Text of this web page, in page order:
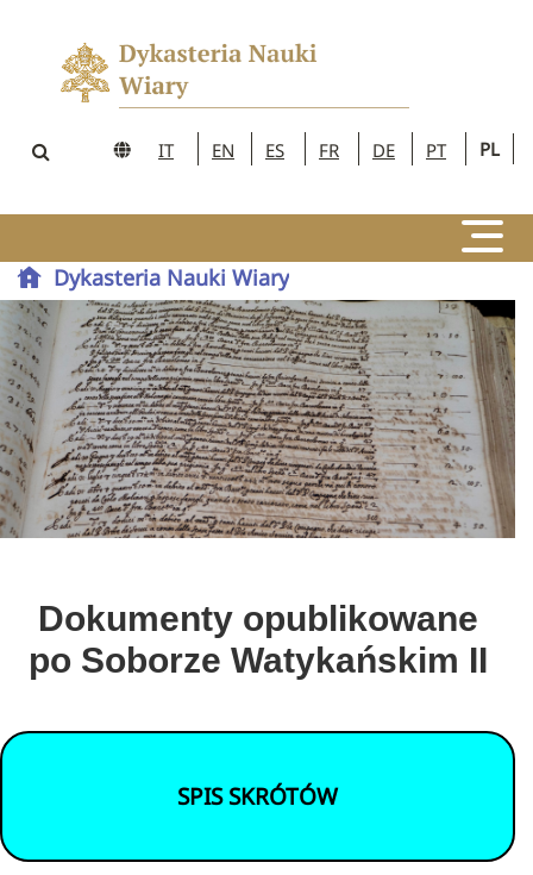
IT EN ES FR DE PT PL
Dykasteria Nauki Wiary
Dokumenty opublikowane
po Soborze Watykańskim II
SPIS SKRÓTÓW